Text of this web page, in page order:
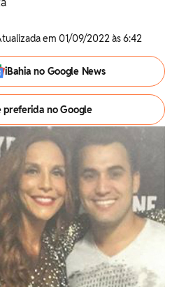
em 01/09/2022 às 6:42
iBahia no Google News
preferida no Google